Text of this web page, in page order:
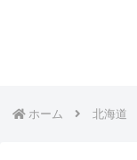
ホーム 北海道